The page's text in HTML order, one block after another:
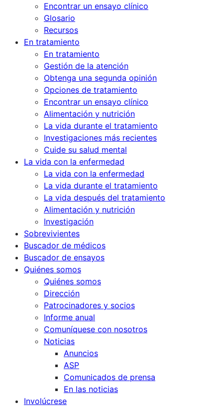
Encontrar un ensayo clínico
Glosario
Recursos
En tratamiento
En tratamiento
Gestión de la atención
Obtenga una segunda opinión
Opciones de tratamiento
Encontrar un ensayo clínico
Alimentación y nutrición
La vida durante el tratamiento
Investigaciones más recientes
Cuide su salud mental
La vida con la enfermedad
La vida con la enfermedad
La vida durante el tratamiento
La vida después del tratamiento
Alimentación y nutrición
Investigación
Sobrevivientes
Buscador de médicos
Buscador de ensayos
Quiénes somos
Quiénes somos
Dirección
Patrocinadores y socios
Informe anual
Comuníquese con nosotros
Noticias
Anuncios
ASP
Comunicados de prensa
En las noticias
Involúcrese